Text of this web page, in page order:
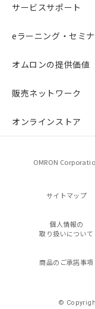
サービスサポート
eラーニング・セミナ
オムロンの提供価値
販売ネットワーク
オンラインストア
OMRON
サイトマップ
個人情報の
取り扱いについて
商品のご承諾事項
©